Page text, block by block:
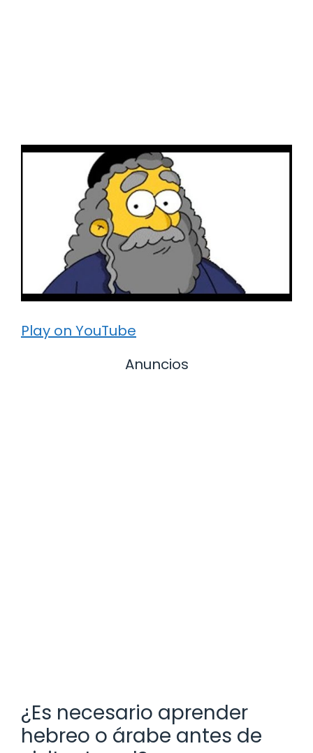
Play on YouTube
Anuncios
¿Es necesario aprender
hebreo o árabe antes de